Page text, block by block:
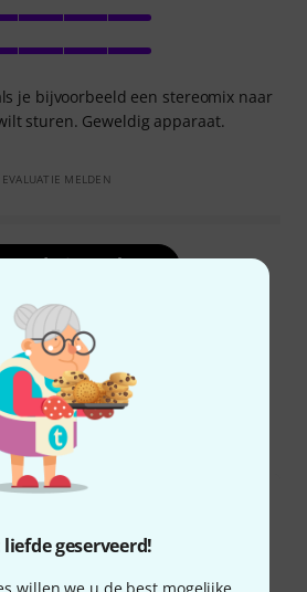
geserveerd!
je bijvoorbeeld een stereomix naar
sturen. Geweldig apparaat.
EVALUATIE MELDEN
lezen
Wist u?
Downloads